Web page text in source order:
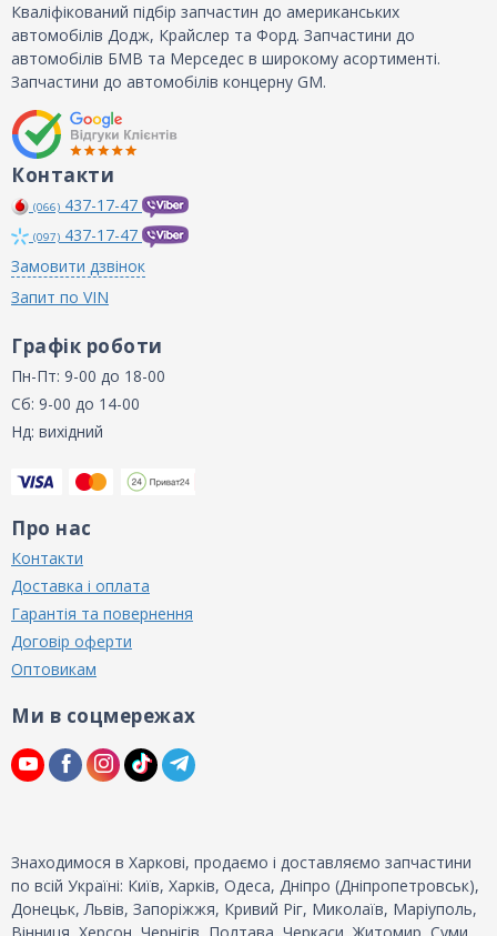
Кваліфікований підбір запчастин до американських
автомобілів Додж, Крайслер та Форд. Запчастини до
автомобілів БМВ та Мерседес в широкому асортименті.
Запчастини до автомобілів концерну GM.
Контакти
(066) 437-17-47
(097) 437-17-47
Замовити дзвінок
Запит по VIN
Графік роботи
Пн-Пт: 9-00 до 18-00
Сб: 9-00 до 14-00
Нд: вихідний
Про нас
Контакти
Доставка і оплата
Гарантія та повернення
Договір оферти
Оптовикам
Ми в соцмережах
Знаходимося в Харкові, продаємо і доставляємо запчастини
по всій Україні: Київ, Харків, Одеса, Дніпро (Дніпропетровськ),
Донецьк, Львів, Запоріжжя, Кривий Ріг, Миколаїв, Маріуполь,